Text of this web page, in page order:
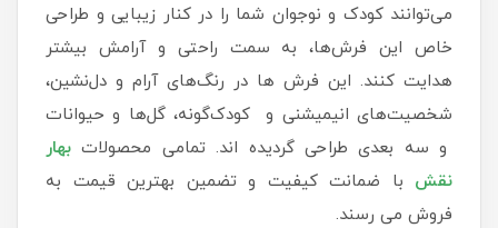
می‌توانند کودک و نوجوان شما را در کنار زیبایی و طراحی
خاص این فرش‌ها، به سمت راحتی و آرامش بیشتر
هدایت کنند. این فرش ها در رنگ‌های آرام و دل‌نشین،
شخصیت‌های انیمیشنی و کودک‌گونه، گل‌ها و حیوانات
و سه بعدی طراحی گردیده اند. تمامی محصولات بهار
نقش با ضمانت کیفیت و تضمین بهترین قیمت به
فروش می رسند.